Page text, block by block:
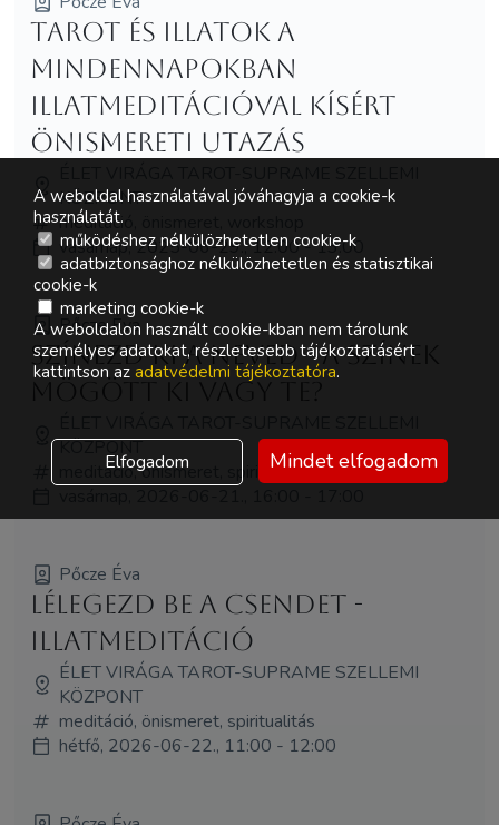
Tarot és illatok a
mindennapokban
illatmeditációval kísért
önismereti utazás
KÖZPONT
meditáció, önismeret, workshop
vasárnap, 2025-06-29., 12:00 - 13:00
Pőcze Éva
Színezd ki a neved - A színek
KÖZPONT
meditáció, önismeret, spiritualitás, workshop
Pőcze Éva
Lélegezd be a csendet -
Illatmeditáció
ÉLET VIRÁGA TAROT-SUPRAME SZELLEMI
KÖZPONT
meditáció, önismeret, spiritualitás
hétfő, 2026-06-22., 11:00 - 12:00
A weboldal használatával jóváhagyja a cookie-k
használatát.
működéshez nélkülözhetetlen cookie-k
adatbiztonsághoz nélkülözhetetlen és statisztikai
cookie-k
marketing cookie-k
A weboldalon használt cookie-kban nem tárolunk
személyes adatokat, részletesebb tájékoztatásért
kattintson az adatvédelmi tájékoztatóra.
Elfogadom Mindet elfogadom